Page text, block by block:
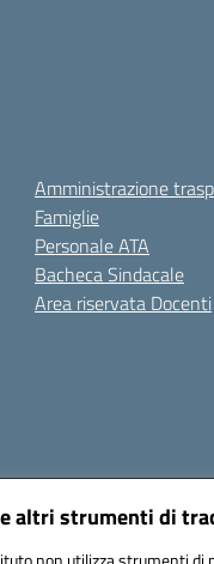
altri strumenti di
Amministrazione
Famiglie
Personale ATA
Bacheca Sindacale
Area riservata Docenti